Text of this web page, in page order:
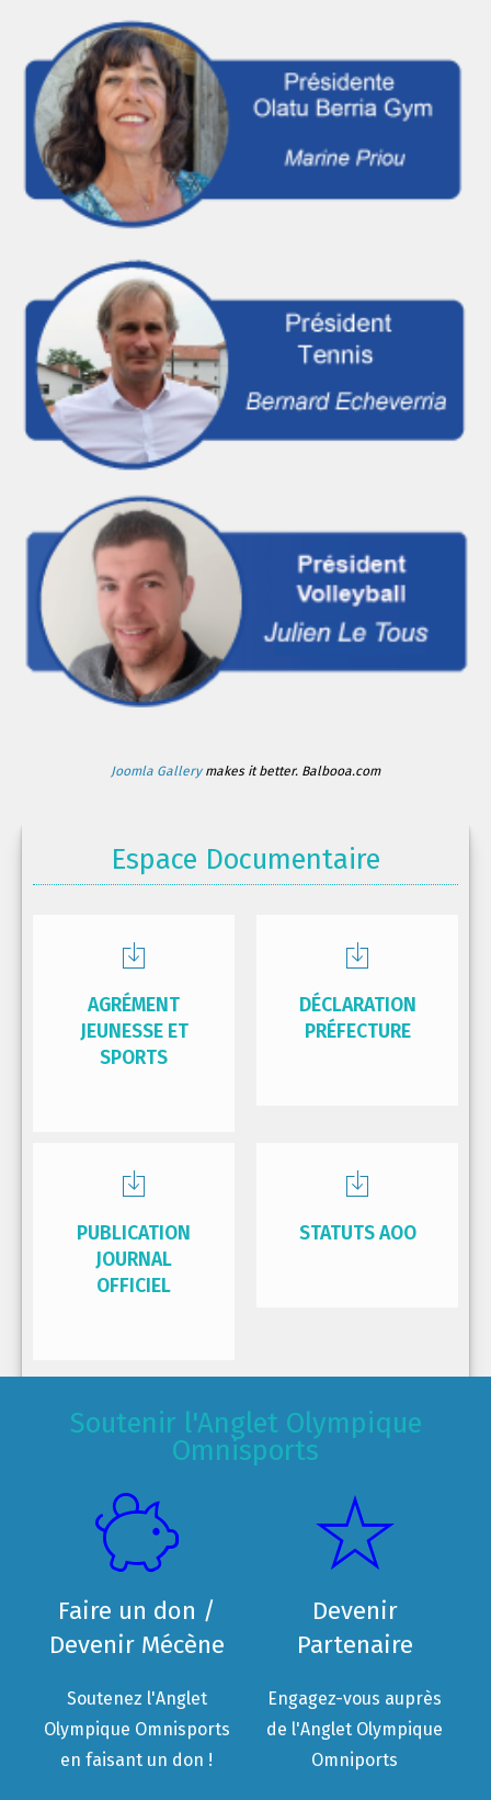
Joomla Gallerymakes it better. Balbooa.com
Espace Documentaire
AGRÉMENT
JEUNESSE ET
SPORTS
DÉCLARATION
PRÉFECTURE
PUBLICATION
JOURNAL
OFFICIEL
STATUTS AOO
Soutenir l'Anglet Olympique
Omnisports
Faire un don /
Devenir Mécène
Soutenez l'Anglet
Olympique Omnisports
en faisant un don !
Devenir
Partenaire
Engagez-vous auprès
de l'Anglet Olympique
Omniports